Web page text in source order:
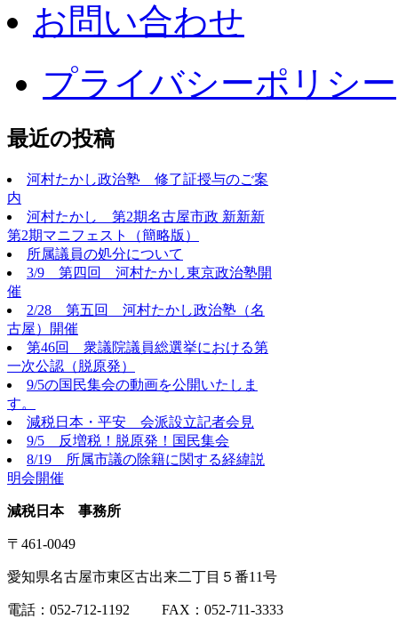
お問い合わせ
プライバシーポリシー
最近の投稿
河村たかし政治塾 修了証授与のご案
内
河村たかし 第2期名古屋市政 新新新
第2期マニフェスト（簡略版）
所属議員の処分について
3/9 第四回 河村たかし東京政治塾開
催
2/28 第五回 河村たかし政治塾（名
古屋）開催
第46回 衆議院議員総選挙における第
一次公認（脱原発）
9/5の国民集会の動画を公開いたしま
す。
減税日本・平安 会派設立記者会見
9/5 反増税！脱原発！国民集会
8/19 所属市議の除籍に関する経緯説
明会開催
減税日本 事務所
〒461-0049
愛知県名古屋市東区古出来二丁目５番11号
電話：052-712-1192 FAX：052-711-3333